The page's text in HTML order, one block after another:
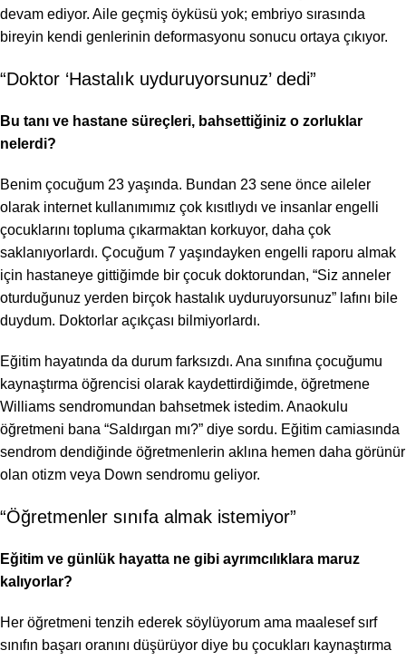
devam ediyor. Aile geçmiş öyküsü yok; embriyo sırasında
bireyin kendi genlerinin deformasyonu sonucu ortaya çıkıyor.
“Doktor ‘Hastalık uyduruyorsunuz’ dedi”
Bu tanı ve hastane süreçleri, bahsettiğiniz o zorluklar
nelerdi?
Benim çocuğum 23 yaşında. Bundan 23 sene önce aileler
olarak internet kullanımımız çok kısıtlıydı ve insanlar engelli
çocuklarını topluma çıkarmaktan korkuyor, daha çok
saklanıyorlardı. Çocuğum 7 yaşındayken engelli raporu almak
için hastaneye gittiğimde bir çocuk doktorundan, “Siz anneler
oturduğunuz yerden birçok hastalık uyduruyorsunuz” lafını bile
duydum. Doktorlar açıkçası bilmiyorlardı.
Eğitim hayatında da durum farksızdı. Ana sınıfına çocuğumu
kaynaştırma öğrencisi olarak kaydettirdiğimde, öğretmene
Williams sendromundan bahsetmek istedim. Anaokulu
öğretmeni bana “Saldırgan mı?” diye sordu. Eğitim camiasında
sendrom dendiğinde öğretmenlerin aklına hemen daha görünür
olan otizm veya Down sendromu geliyor.
“Öğretmenler sınıfa almak istemiyor”
Eğitim ve günlük hayatta ne gibi ayrımcılıklara maruz
kalıyorlar?
Her öğretmeni tenzih ederek söylüyorum ama maalesef sırf
sınıfın başarı oranını düşürüyor diye bu çocukları kaynaştırma